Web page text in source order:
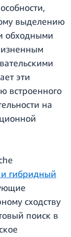
выделению
обходными
эти
встроенного
на
гибридный
сходству
поиск в